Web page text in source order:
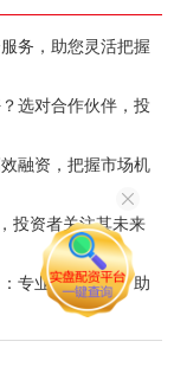
务，助您灵活把握
选对合作伙伴，投
融资，把握市场机
投资者关注其未来
专业配资服务，助